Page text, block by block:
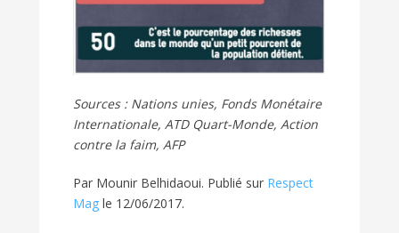
Sources : Nations unies, Fonds Monétaire
Internationale, ATD Quart-Monde, Action
contre la faim, AFP
Par Mounir Belhidaoui. Publié sur Respect
Mag le 12/06/2017.